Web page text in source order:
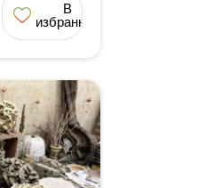
В
избранное